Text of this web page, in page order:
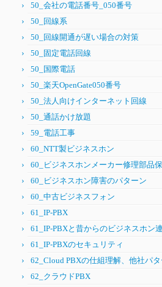
50_会社の電話番号_050番号
50_回線系
50_回線開通が遅い場合の対策
50_固定電話回線
50_国際電話
50_楽天OpenGate050番号
50_法人向けインターネット回線
50_通話かけ放題
59_電話工事
60_NTT製ビジネスホン
60_ビジネスホンメーカー修理部品
60_ビジネスホン障害のパターン
60_中古ビジネスフォン
61_IP-PBX
61_IP-PBXと昔からのビジネスホン
61_IP-PBXのセキュリティ
62_Cloud PBXの仕組理解、他社パタ
62_クラウドPBX